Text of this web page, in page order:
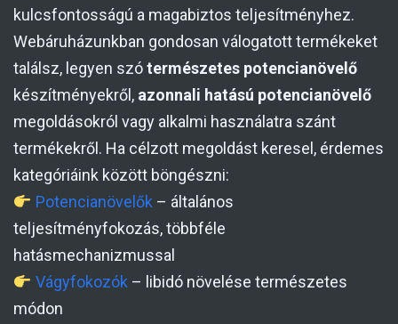
kulcsfontosságú a magabiztos teljesítményhez.
Webáruházunkban gondosan válogatott termékeket
találsz, legyen szótermészetes potencianövelő
készítményekről, azonnali hatású potencianövelő
megoldásokról vagy alkalmi használatra szánt
termékekről. Ha célzott megoldást keresel, érdemes
kategóriáink között böngészni:
Potencianövelők – általános
teljesítményfokozás, többféle
hatásmechanizmussal
Vágyfokozók – libidó növelése természetes
módon